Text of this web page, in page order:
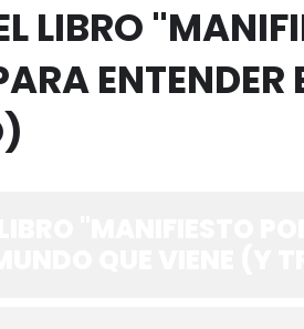
LIBRO